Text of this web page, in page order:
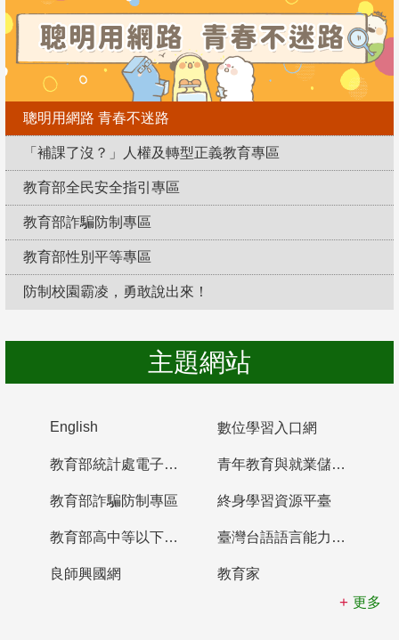
聰明用網路 青春不迷路
「補課了沒？」人權及轉型正義教育專區
教育部全民安全指引專區
教育部詐騙防制專區
教育部性別平等專區
防制校園霸凌，勇敢說出來！
主題網站
English 數位學習入口網
教育部統計處電子書櫃 青年教育與就業儲蓄帳戶
教育部詐騙防制專區 終身學習資源平臺
教育部高中等以下學校及幼兒園教師資格檢定考試 臺灣台語語言能力認證網站
良師興國網
教育家
更多